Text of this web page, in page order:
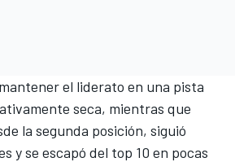
el liderato en una pista
seca, mientras que
la segunda posición, siguió
y se escapó del top 10 en pocas